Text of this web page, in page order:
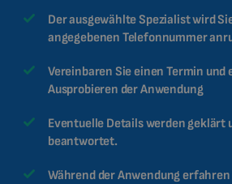
Der ausgewählte Spezialist wird
angegebenen Telefonnummer
Vereinbaren Sie einen Termin und
Ausprobieren der Anwendung
Eventuelle Details werden geklärt
beantwortet.
Während der Anwendung erfahren